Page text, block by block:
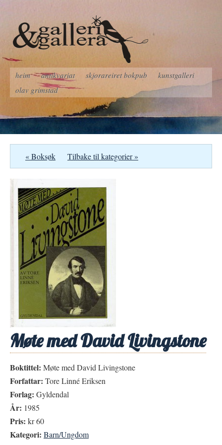
heim antikvariat skjorareiret bokpub
kunstgalleri
olav grimstad
« Boksøk Tilbake til kategorier »
Møte med David Livingstone
Boktittel: Møte med David Livingstone
Forfattar: Tore Linné Eriksen
Forlag: Gyldendal
År: 1985
Pris: kr 60
Kategori: Barn/Ungdom